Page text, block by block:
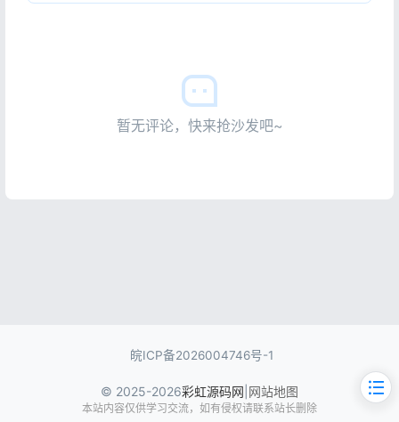
暂无评论，快来抢沙发吧~
皖ICP备2026004746号-1
© 2025-2026彩虹源码网 网站地图
本站内容仅供学习交流，如有侵权请联系站长删除